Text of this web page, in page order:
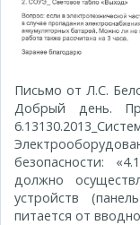
Письмо от Л.С.
Добрый день.
безопасности:
должно
устройств
питается от